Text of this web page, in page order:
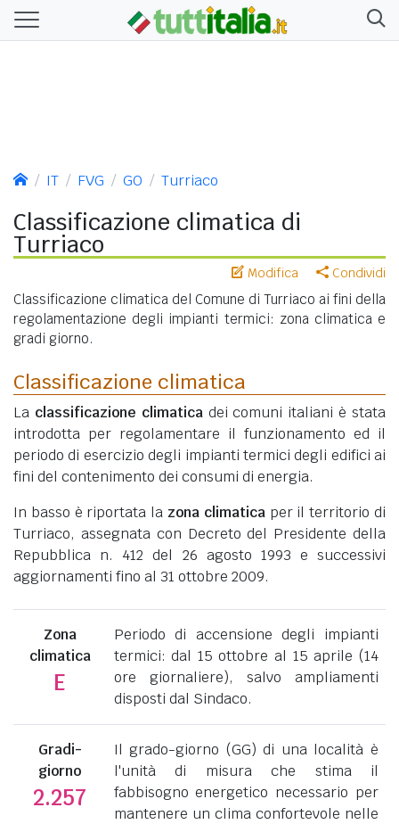
IT FVG GO Turriaco
Classificazione climatica di
Turriaco
Modifica Condividi
Classificazione climatica del Comune di Turriaco ai fini della
regolamentazione degli impianti termici: zona climatica e
gradi giorno.
Classificazione climatica
La classificazione climaticadei comuni italiani è stata
introdotta per regolamentare il funzionamento ed il
periodo di esercizio degli impianti termici degli edifici ai
fini del contenimento dei consumi di energia.
In basso è riportata la zona climaticaper il territorio di
Turriaco, assegnata con Decreto del Presidente della
Repubblica n. 412 del 26 agosto 1993 e successivi
aggiornamenti fino al 31 ottobre 2009.
Zona
climatica
E
Periodo di accensione degli impianti
termici: dal 15 ottobre al 15 aprile (14
ore giornaliere), salvo ampliamenti
disposti dal Sindaco.
Gradi-
giorno
2.257
Il grado-giorno (GG) di una località è
l'unità di misura che stima il
fabbisogno energetico necessario per
mantenere un clima confortevole nelle